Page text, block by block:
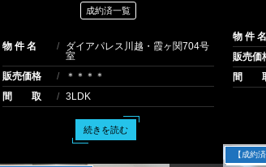
物 件 名
販売価
間
成約済一覧
物 件 名
ダイアパレス川越・霞ヶ関704号
室
販売価格
＊＊＊＊
間 取
3LDK
続きを読む
【成約